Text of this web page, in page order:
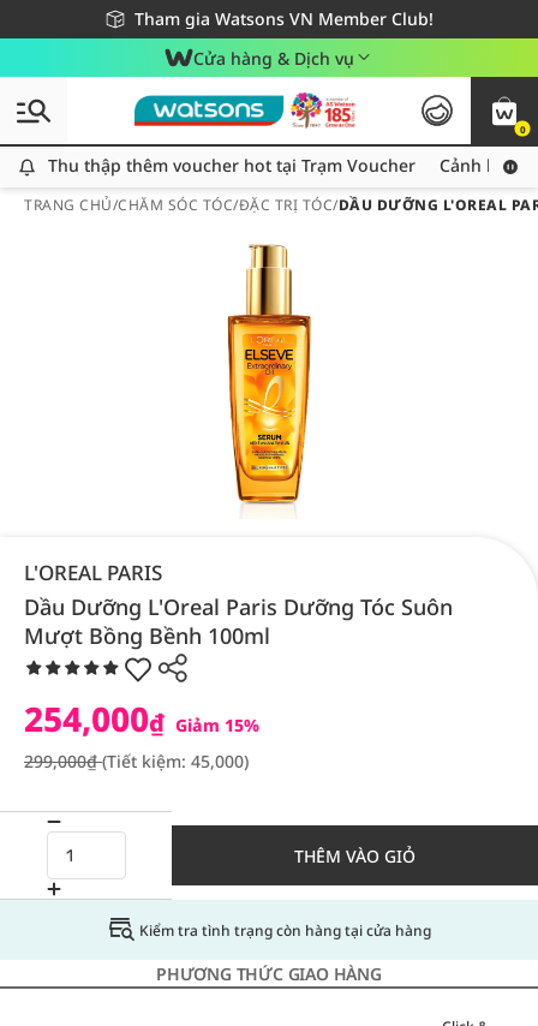
Tham gia Watsons VN Member Club!
Miễn phí giao hàng cho đơn hàng từ 249,000Đ
Giao hàng nhanh 24h - Áp dụng khu vực TP. Hồ Chí Minh
Cửa hàng & Dịch vụ
0
Thu thập thêm voucher hot tại Trạm Voucher
Thu thập thêm voucher hot tại Trạm Voucher Cảnh báo
TRANG CHỦ/CHĂM SÓC TÓC/ĐẶC TRỊ TÓC/DẦU DƯỠNG L'OREAL
L'OREAL PARIS
Dầu Dưỡng L'Oreal Paris Dưỡng Tóc Suôn
Mượt Bồng Bềnh 100ml
254,000₫ Giảm 15%
299,000₫(Tiết kiệm: 45,000)
THÊM VÀO GIỎ
Kiểm tra tình trạng còn hàng tại cửa hàng
PHƯƠNG THỨC GIAO HÀNG